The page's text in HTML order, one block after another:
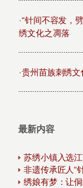
·“针间不容发，
绣文化之凋落
·贵州苗族刺绣
最新内容
苏绣小镇入选
非遗传承匠人“
绣娘有梦：让